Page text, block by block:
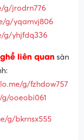
g/jrodrn776
g/yqamvj806
g/yhjfdq336
liên quan sàn
g/fzhdow757
ooeobi061
g/bkrnsx555